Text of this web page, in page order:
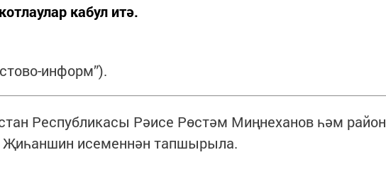
кабул итә.
информ”).
Республикасы Рәисе Рөстәм Миңнеханов һәм район
исеменнән тапшырыла.